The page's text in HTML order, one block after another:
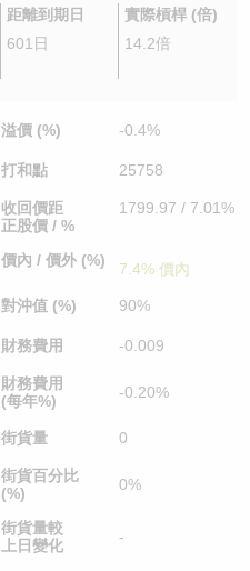
距離到期日
601日
實際槓桿 (倍)
14.2倍
溢價 (%) -0.4%
打和點 25758
收回價距
正股價 / %
1799.97 / 7.01%
價內 / 價外 (%) 7.4% 價內
對沖值 (%) 90%
財務費用 -0.009
財務費用
(每年%)
-0.20%
街貨量 0
街貨百分比
(%)
0%
街貨量較
上日變化
-